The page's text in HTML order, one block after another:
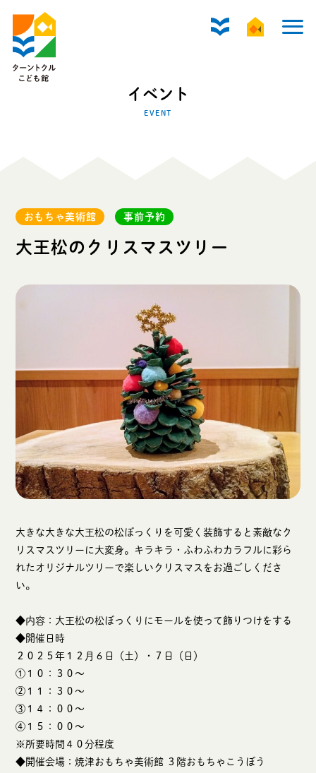
イベント
EVENT
おもちゃ美術館 事前予約
大王松のクリスマスツリー
大きな大きな大王松の松ぼっくりを可愛く装飾すると素敵なク
リスマスツリーに大変身。キラキラ・ふわふわカラフルに彩ら
れたオリジナルツリーで楽しいクリスマスをお過ごしくださ
い。
◆内容：大王松の松ぼっくりにモールを使って飾りつけをする
◆開催日時
２０２５年１２月６日（土）・７日（日）
①１０：３０～
②１１：３０～
③１４：００～
④１５：００～
※所要時間４０分程度
◆開催会場：焼津おもちゃ美術館 ３階おもちゃこうぼう